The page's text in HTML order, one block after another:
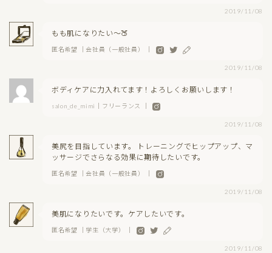
2019/11/08
もも肌になりたい〜🍑
匿名希望 ｜会社員（一般社員） ｜
2019/11/08
ボディケアに力入れてます！よろしくお願いします！
salon_de_mimi｜フリーランス ｜
2019/11/08
美尻を目指しています。 トレーニングでヒップアップ、マ
ッサージでさらなる効果に期待したいです。
匿名希望 ｜会社員（一般社員） ｜
2019/11/08
美肌になりたいです。ケアしたいです。
匿名希望 ｜学生（大学） ｜
2019/11/08